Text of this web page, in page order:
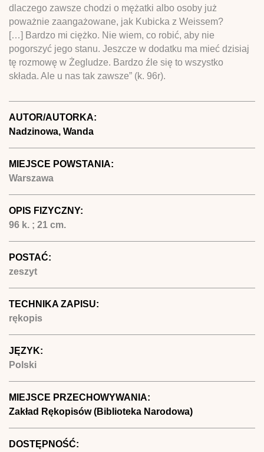
dlaczego zawsze chodzi o mężatki albo osoby już
poważnie zaangażowane, jak Kubicka z Weissem?
[…] Bardzo mi ciężko. Nie wiem, co robić, aby nie
pogorszyć jego stanu. Jeszcze w dodatku ma mieć dzisiaj
tę rozmowę w Żegludze. Bardzo źle się to wszystko
składa. Ale u nas tak zawsze” (k. 96r).
AUTOR/AUTORKA:
Nadzinowa, Wanda
MIEJSCE POWSTANIA:
Warszawa
OPIS FIZYCZNY:
96 k. ; 21 cm.
POSTAĆ:
zeszyt
TECHNIKA ZAPISU:
rękopis
JĘZYK:
Polski
MIEJSCE PRZECHOWYWANIA:
Zakład Rękopisów (Biblioteka Narodowa)
DOSTĘPNOŚĆ: